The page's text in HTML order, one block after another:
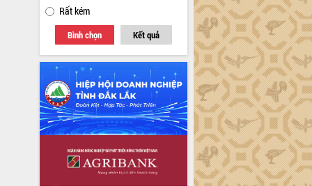
Rất kém
Bình chọn Kết quả